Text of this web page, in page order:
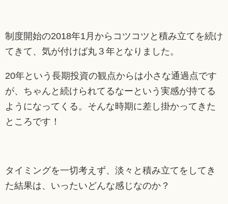
制度開始の2018年1月からコツコツと積み立てを続け
てきて、気が付けば丸３年となりました。
20年という長期投資の観点からは小さな通過点です
が、ちゃんと続けられてるなーという実感が持てる
ようになってくる。そんな時期に差し掛かってきた
ところです！
タイミングを一切考えず、淡々と積み立てをしてき
た結果は、いったいどんな感じなのか？